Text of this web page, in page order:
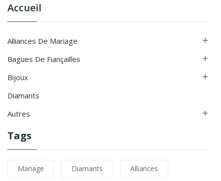
Accueil
Alliances De Mariage 
Bagues De Fiançailles 
Bijoux 
Diamants
Autres

Tags
Mariage Diamants Alliances